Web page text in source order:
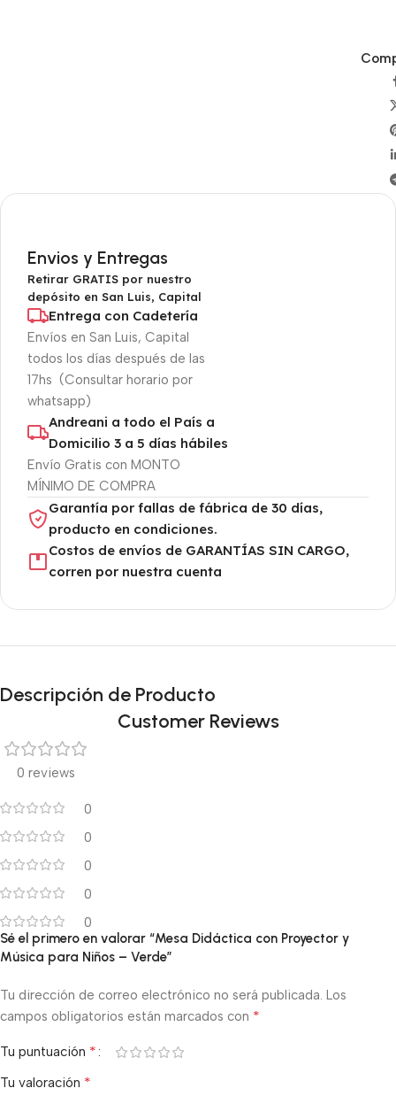
Envios y Entregas
Retirar GRATIS por nuestro
depósito en San Luis, Capital
Entrega con Cadetería
Envíos en San Luis, Capital
todos los días después de las
17hs (Consultar horario por
whatsapp)
Andreani a todo el País a
Domicilio 3 a 5 días hábiles
Envío Gratis con MONTO
MÍNIMO DE COMPRA
Garantía por fallas de fábrica de 30 días,
producto en condiciones.
Costos de envíos de GARANTÍAS SIN CARGO,
corren por nuestra cuenta
Descripción de Producto
Customer Reviews
0 reviews
0
0
0
0
0
Sé el primero en valorar “Mesa Didáctica con Proyector y
Música para Niños – Verde”
Tu dirección de correo electrónico no será publicada. Los
campos obligatorios están marcados con *
Tu puntuación *
Tu valoración *